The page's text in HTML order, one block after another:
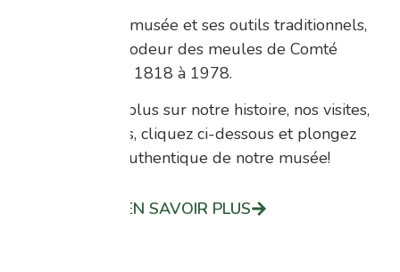
Explorez notre musée et ses outils traditionnels,
imprégnés de l’odeur des meules de Comté
produites ici de 1818 à 1978.
Pour en savoir plus sur notre histoire, nos visites,
et les adhésions, cliquez ci-dessous et plongez
dans l’univers authentique de notre musée!
EN SAVOIR PLUS